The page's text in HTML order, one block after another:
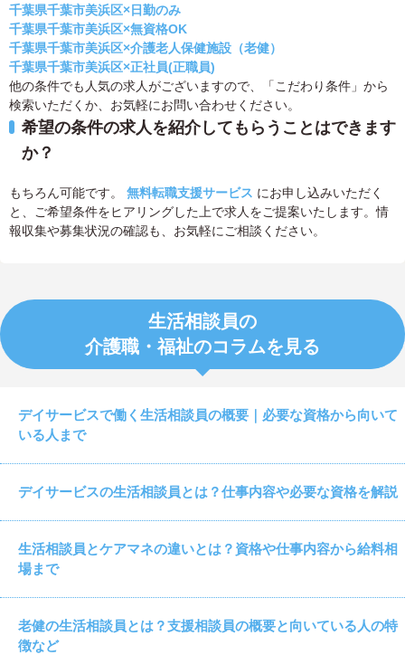
千葉県千葉市美浜区×日勤のみ
千葉県千葉市美浜区×無資格OK
千葉県千葉市美浜区×介護老人保健施設（老健）
千葉県千葉市美浜区×正社員(正職員)
他の条件でも人気の求人がございますので、「こだわり条件」から
検索いただくか、お気軽にお問い合わせください。
希望の条件の求人を紹介してもらうことはできます
か？
もちろん可能です。 無料転職支援サービス にお申し込みいただく
と、ご希望条件をヒアリングした上で求人をご提案いたします。情
報収集や募集状況の確認も、お気軽にご相談ください。
生活相談員の
介護職・福祉のコラムを見る
デイサービスで働く生活相談員の概要｜必要な資格から向いて
いる人まで
デイサービスの生活相談員とは？仕事内容や必要な資格を解説
生活相談員とケアマネの違いとは？資格や仕事内容から給料相
場まで
老健の生活相談員とは？支援相談員の概要と向いている人の特
徴など